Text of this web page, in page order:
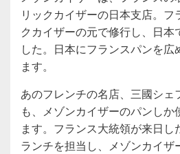
リックカイザーの日本支店。フ
クカイザーの元で修行し、日本
した。日本にフランスパンを広
ます。
あのフレンチの名店、三國シ
も、メゾンカイザーのパンし
ます。フランス大統領が来日
ランチを担当し、メゾンカイザ